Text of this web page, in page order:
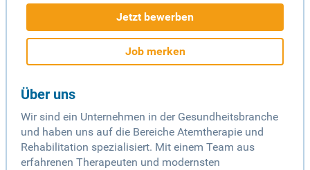
Jetzt bewerben
Job merken
Über uns
Wir sind ein Unternehmen in der Gesundheitsbranche
und haben uns auf die Bereiche Atemtherapie und
Rehabilitation spezialisiert. Mit einem Team aus
erfahrenen Therapeuten und modernsten